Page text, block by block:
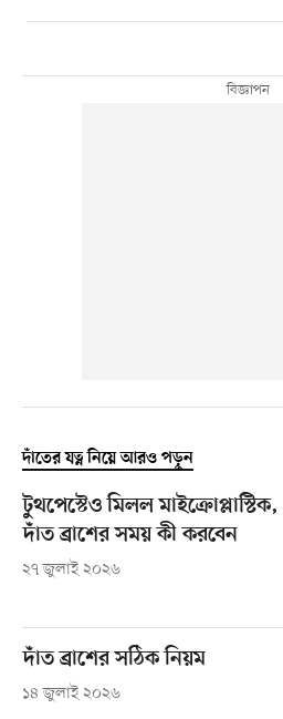
দাঁতের যত্ন নিয়ে আরও পড়ুন
টুথপেস্টেও মিলল মাইক্রোপ্লাস্টিক,
দাঁত ব্রাশের সময় কী করবেন
২৭ জুলাই ২০২৬
দাঁত ব্রাশের সঠিক নিয়ম
১৪ জুলাই ২০২৬